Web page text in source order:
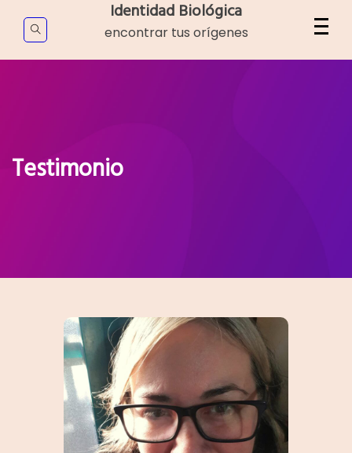
content
Identidad Biológica
encontrar tus orígenes
Testimonio